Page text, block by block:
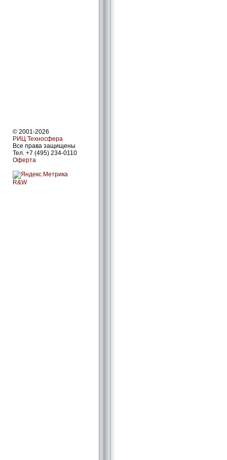
© 2001-2026
РИЦ Техносфера
Все права защищены
Тел. +7 (495) 234-0110
Оферта
R&W